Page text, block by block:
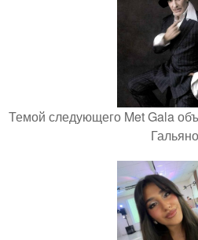
Темой следующего Met Gala